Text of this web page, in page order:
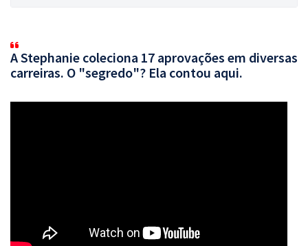
A Stephanie coleciona 17 aprovações em diversas
carreiras. O "segredo"? Ela contou aqui.